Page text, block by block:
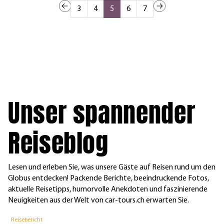
3 4 5 6 7
Unser spannender
Reiseblog
Lesen und erleben Sie, was unsere Gäste auf Reisen rund um den
Globus entdecken! Packende Berichte, beeindruckende Fotos,
aktuelle Reisetipps, humorvolle Anekdoten und faszinierende
Neuigkeiten aus der Welt von car-tours.ch erwarten Sie.
Reisebericht